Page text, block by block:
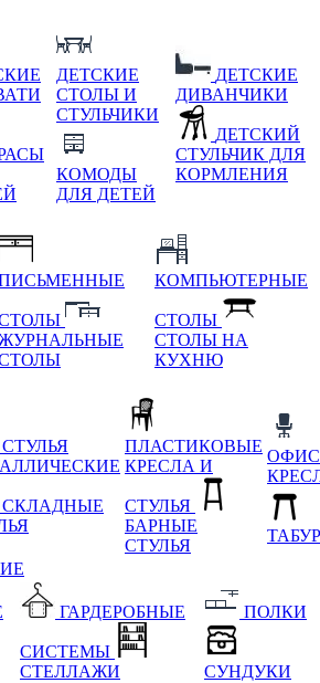
ДЕТСКИЕ
СТОЛЫ И
СТУЛЬЧИКИ
КОМОДЫ
ДЛЯ ДЕТЕЙ
ДЕТСКИЕ
ДИВАНЧИКИ
ДЕТСКИЙ
СТУЛЬЧИК ДЛЯ
КОРМЛЕНИЯ
КОМПЬЮТЕРНЫЕ
СТОЛЫ
СТОЛЫ НА
КУХНЮ
СТУЛЬЯ
СКЛАДНЫЕ
ПЛАСТИКОВЫЕ
КРЕСЛА И
СТУЛЬЯ
БАРНЫЕ
СТУЛЬЯ
ГАРДЕРОБНЫЕ
СИСТЕМЫ
СТЕЛЛАЖИ
ПОЛКИ
СУНДУКИ